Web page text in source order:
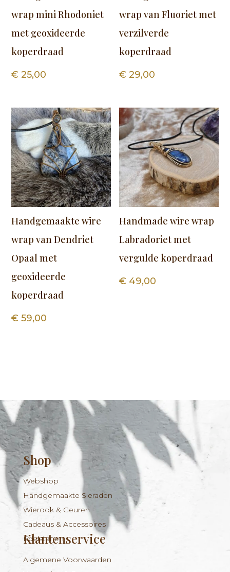
wrap mini Rhodoniet
met geoxideerde
koperdraad
€ 25,00
wrap van Fluoriet met
verzilverde
koperdraad
€ 29,00
Handgemaakte wire
wrap van Dendriet
Opaal met
geoxideerde
koperdraad
€ 59,00
Handmade wire wrap
Labradoriet met
vergulde koperdraad
€ 49,00
Shop
Webshop
Handgemaakte Sieraden
Wierook & Geuren
Cadeaus & Accessoires
Edelstenen
Klantenservice
Algemene Voorwaarden